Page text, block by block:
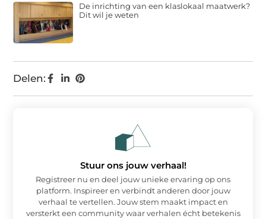
Delen:
De inrichting van een klaslokaal maatwerk?
Dit wil je weten
Stuur ons jouw verhaal!
Registreer nu en deel jouw unieke ervaring op ons
platform. Inspireer en verbindt anderen door jouw
verhaal te vertellen. Jouw stem maakt impact en
versterkt een community waar verhalen écht betekenis